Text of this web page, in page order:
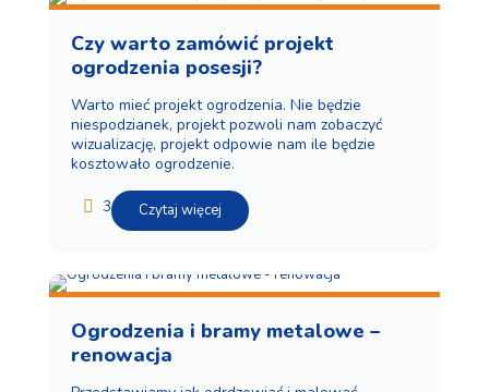
Czy warto zamówić projekt
ogrodzenia posesji?
Warto mieć projekt ogrodzenia. Nie będzie
niespodzianek, projekt pozwoli nam zobaczyć
wizualizację, projekt odpowie nam ile będzie
kosztowało ogrodzenie.
3 Czytaj więcej
Ogrodzenia i bramy metalowe –
renowacja